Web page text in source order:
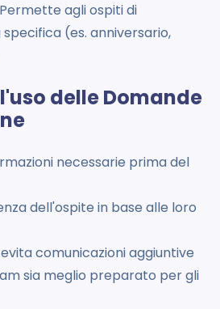
agli ospiti di
(es. anniversario,
delle Domande
necessarie prima del
dell'ospite in base alle loro
comunicazioni aggiuntive
sia meglio preparato per gli